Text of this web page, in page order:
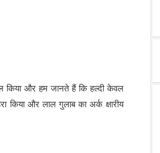
किया और हम जानते हैं कि हल्दी केवल
किया और लाल गुलाब का अर्क क्षारीय